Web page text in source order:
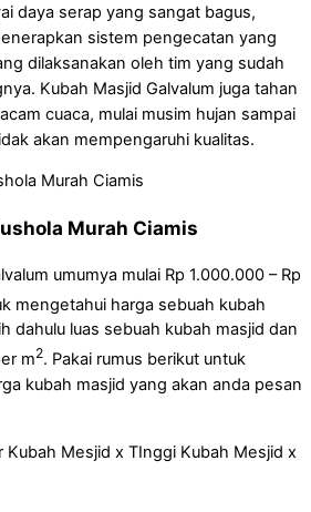
daya serap yang sangat bagus,
sistem pengecatan yang
dilaksanakan oleh tim yang sudah
Kubah Masjid Galvalum juga tahan
cuaca, mulai musim hujan sampai
akan mempengaruhi kualitas.
Murah Ciamis
umumya mulai Rp 1.000.000 – Rp
mengetahui harga sebuah kubah
dahulu luas sebuah kubah masjid dan
m2. Pakai rumus berikut untuk
kubah masjid yang akan anda pesan
Kubah Mesjid x TInggi Kubah Mesjid x